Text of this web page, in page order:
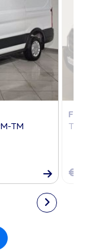
TM
€